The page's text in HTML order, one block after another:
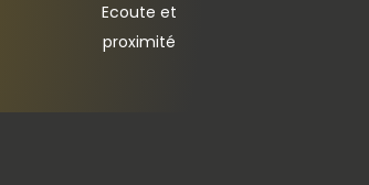
Ecoute et
proximité